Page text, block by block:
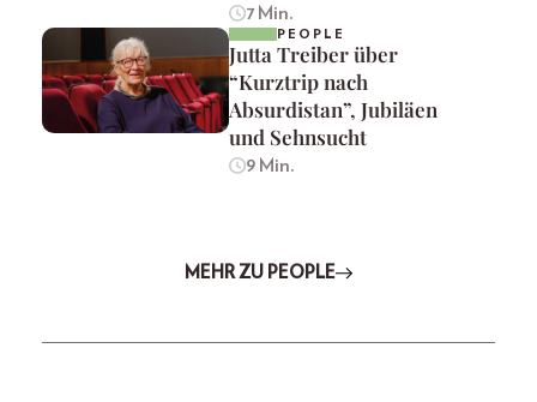
7 Min.
PEOPLE
Jutta Treiber über
“Kurztrip nach
Absurdistan”, Jubiläen
und Sehnsucht
9 Min.
MEHR ZU PEOPLE